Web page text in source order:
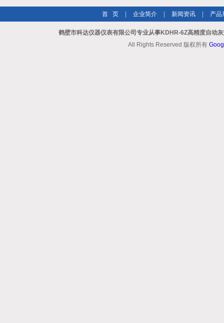
首 页 企业简介 新闻资讯 产品
鹤壁市科达仪器仪表有限公司专业从事KDHR-6Z高精度自动
All Rights Reserved 版权所有